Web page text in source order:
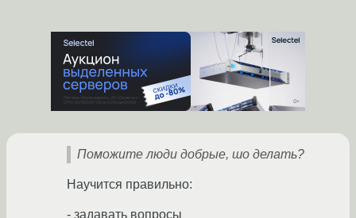
Поможите люди добрые, шо делать?
Научится правильно:
- задавать вопросы